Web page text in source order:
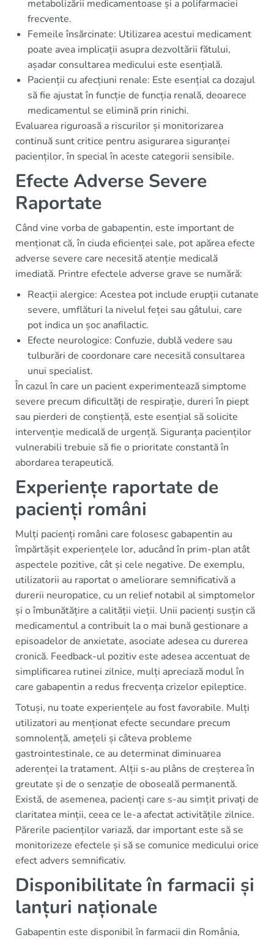
metabolizării medicamentoase și a polifarmaciei
frecvente.
Femeile însărcinate: Utilizarea acestui medicament
poate avea implicații asupra dezvoltării fătului,
așadar consultarea medicului este esențială.
Pacienții cu afecțiuni renale: Este esențial ca dozajul
să fie ajustat în funcție de funcția renală, deoarece
medicamentul se elimină prin rinichi.
Evaluarea riguroasă a riscurilor și monitorizarea
continuă sunt critice pentru asigurarea siguranței
pacienților, în special în aceste categorii sensibile.
Efecte Adverse Severe
Raportate
Când vine vorba de gabapentin, este important de
menționat că, în ciuda eficienței sale, pot apărea efecte
adverse severe care necesită atenție medicală
imediată. Printre efectele adverse grave se numără:
Reacții alergice: Acestea pot include erupții cutanate
severe, umflături la nivelul feței sau gâtului, care
pot indica un șoc anafilactic.
Efecte neurologice: Confuzie, dublă vedere sau
tulburări de coordonare care necesită consultarea
unui specialist.
În cazul în care un pacient experimentează simptome
severe precum dificultăți de respirație, dureri în piept
sau pierderi de conștiență, este esențial să solicite
intervenție medicală de urgență. Siguranța pacienților
vulnerabili trebuie să fie o prioritate constantă în
abordarea terapeutică.
Experiențe raportate de
pacienți români
Mulți pacienți români care folosesc gabapentin au
împărtășit experiențele lor, aducând în prim-plan atât
aspectele pozitive, cât și cele negative. De exemplu,
utilizatorii au raportat o ameliorare semnificativă a
durerii neuropatice, cu un relief notabil al simptomelor
și o îmbunătățire a calității vieții. Unii pacienți susțin că
medicamentul a contribuit la o mai bună gestionare a
episoadelor de anxietate, asociate adesea cu durerea
cronică. Feedback-ul pozitiv este adesea accentuat de
simplificarea rutinei zilnice, mulți apreciază modul în
care gabapentin a redus frecvența crizelor epileptice.
Totuși, nu toate experiențele au fost favorabile. Mulți
utilizatori au menționat efecte secundare precum
somnolență, amețeli și câteva probleme
gastrointestinale, ce au determinat diminuarea
aderenței la tratament. Alții s-au plâns de creșterea în
greutate și de o senzație de oboseală permanentă.
Există, de asemenea, pacienți care s-au simțit privați de
claritatea minții, ceea ce le-a afectat activitățile zilnice.
Părerile pacienților variază, dar important este să se
monitorizeze efectele și să se comunice medicului orice
efect advers semnificativ.
Disponibilitate în farmacii și
lanțuri naționale
Gabapentin este disponibil în farmacii din România,